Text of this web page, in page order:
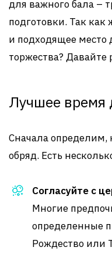
для важного бала –
подготовки. Так
и подходящее место
торжества? Давайте
Лучшее время
Сначала определим,
обряд. Есть
Согласуйте с
Многие
определенные
Рождество или